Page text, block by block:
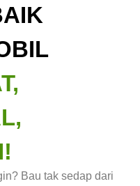
Bau tak sedap dari